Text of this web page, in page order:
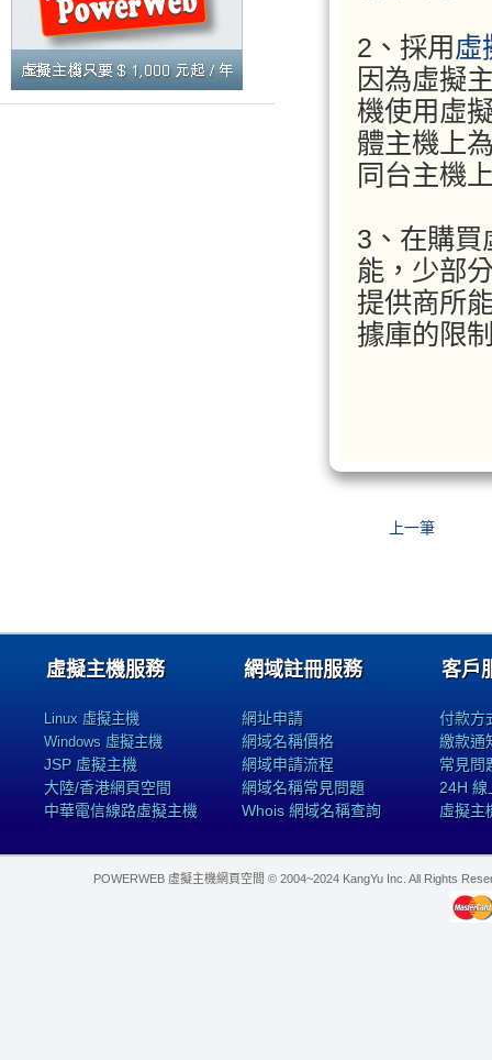
2、採用 虛
因為虛擬
機使用虛
體主機上
同台主機
3、在購買
能，少部
提供商所
據庫的限
上一筆
虛擬主機服務
Linux 虛擬主機
Windows 虛擬主機
JSP 虛擬主機
大陸/香港網頁空間
中華電信線路虛擬主機
網域註冊服務
網址申請
網域名稱價格
網域申請流程
網域名稱常見問題
Whois 網域名稱查詢
客戶
付款方
繳款通
常見問
24H 線
虛擬主
POWERWEB 虛擬主機網頁空間 © 2004~2024 KangYu Inc. All Rights